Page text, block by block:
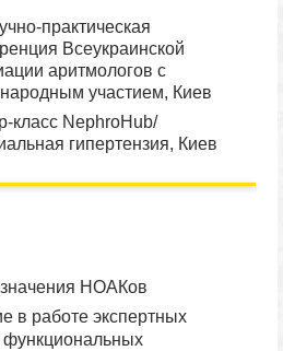
практическая
Всеукраинской
аритмологов с
участием, Киев
класс NephroHub/
гипертензия, Киев
НОАКов
в работе экспертных
функциональных